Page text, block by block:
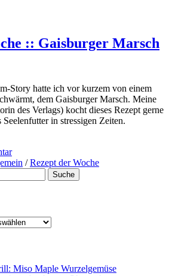
:: Gaisburger Marsch
Story hatte ich vor kurzem von einem
dem Gaisburger Marsch. Meine
des Verlags) kocht dieses Rezept gerne
in stressigen Zeiten.
/Rezept der Woche
Miso Maple Wurzelgemüse